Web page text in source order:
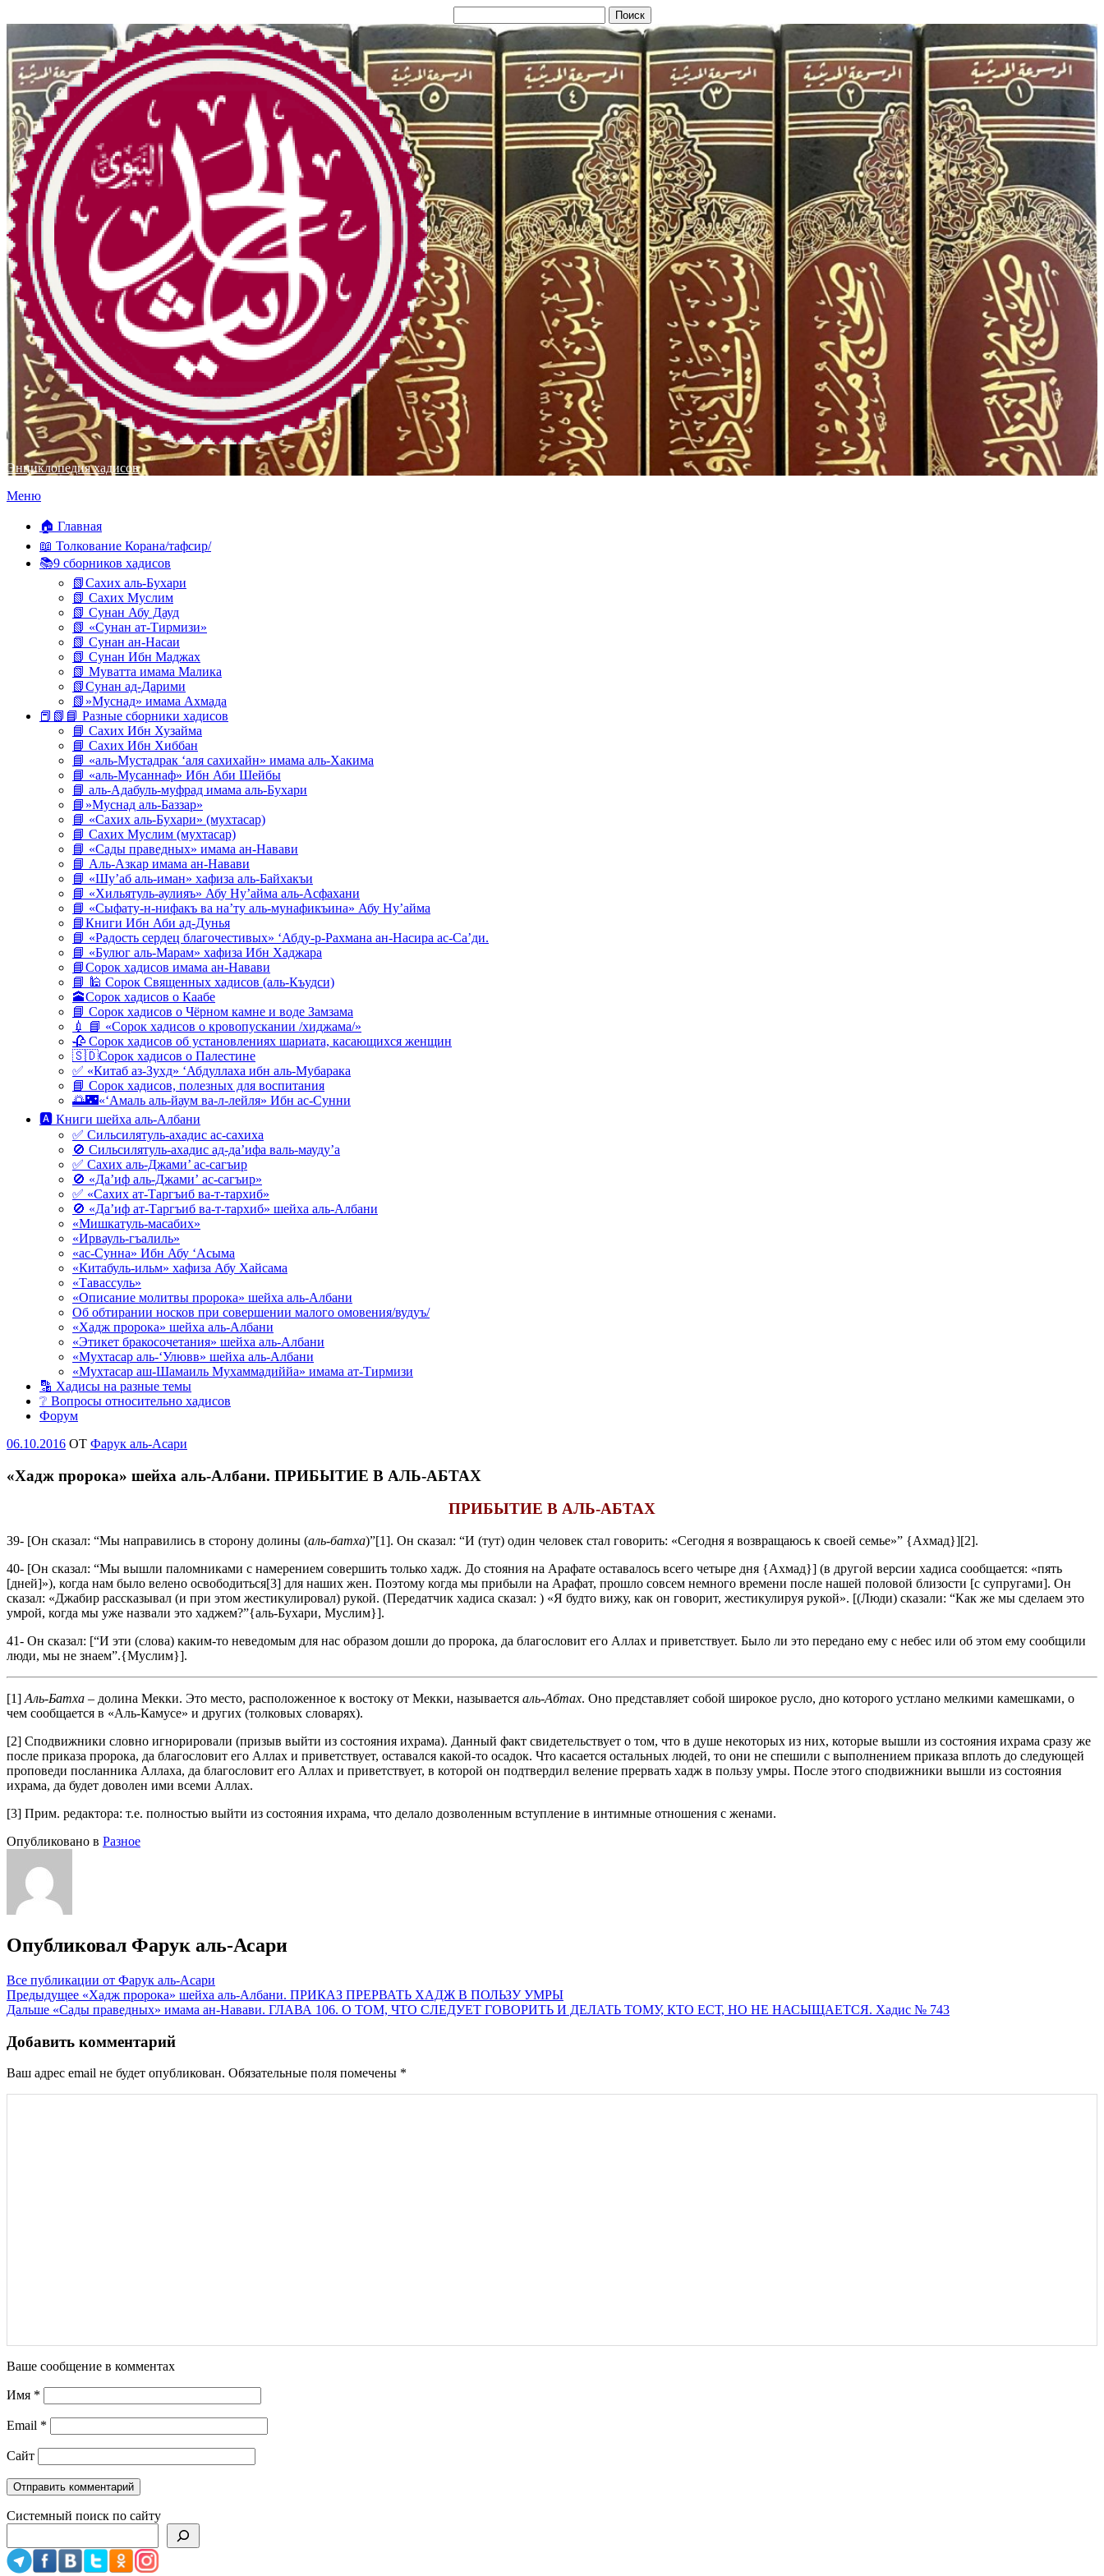
Энциклопедия хадисов
Перейти
содержимому
Меню
🏠 Главная
📖 Толкование Корана/тафсир/
📚9 сборников хадисов
📗Сахих аль-Бухари
📗 Сахих Муслим
📗 Сунан Абу Дауд
📗 «Сунан ат-Тирмизи»
📗 Сунан ан-Насаи
📗 Сунан Ибн Маджах
📗 Муватта имама Малика
📗Сунан ад-Дарими
📗»Муснад» имама Ахмада
📕📗📘 Разные сборники хадисов
📘 Сахих Ибн Хузайма
📘 Сахих Ибн Хиббан
📘 «аль-Мустадрак ‘аля сахихайн» имама аль-Хакима
📘 «аль-Мусаннаф» Ибн Аби Шейбы
📘 аль-Адабуль-муфрад имама аль-Бухари
📘»Муснад аль-Баззар»
📘 «Сахих аль-Бухари» (мухтасар)
📘 Сахих Муслим (мухтасар)
📘 «Сады праведных» имама ан-Навави
📘 Аль-Азкар имама ан-Навави
📘 «Шу’аб аль-иман» хафиза аль-Байхакъи
📘 «Хильятуль-аулияъ» Абу Ну’айма аль-Асфахани
📘 «Сыфату-н-нифакъ ва на’ту аль-мунафикъина» Абу Ну’айма
📘Книги Ибн Аби ад-Дунья
📘 «Радость сердец благочестивых» ‘Абду-р-Рахмана ан-Насира ас-Са’ди.
📘 «Булюг аль-Марам» хафиза Ибн Хаджара
📘Сорок хадисов имама ан-Навави
📘 🕌 Сорок Священных хадисов (аль-Къудси)
🕋Сорок хадисов о Каабе
📘 Сорок хадисов о Чёрном камне и воде Замзама
💉 📘 «Сорок хадисов о кровопускании /хиджама/»
🥀 Сорок хадисов об установлениях шариата, касающихся женщин
🇸🇩Сорок хадисов о Палестине
✅ «Китаб аз-Зухд» ‘Абдуллаха ибн аль-Мубарака
📘 Сорок хадисов, полезных для воспитания
🌅🌃«‘Амаль аль-йаум ва-л-лейля» Ибн ас-Сунни
🅰 Книги шейха аль-Албани
✅ Сильсилятуль-ахадис ас-сахиха
🚫 Сильсилятуль-ахадис ад-да’ифа валь-мауду’а
✅ Сахих аль-Джами’ ас-сагъир
🚫 «Да’иф аль-Джами’ ас-сагъир»
✅ «Сахих ат-Таргъиб ва-т-тархиб»
🚫 «Да’иф ат-Таргъиб ва-т-тархиб» шейха аль-Албани
«Мишкатуль-масабих»
«Ирвауль-гъалиль»
«ас-Сунна» Ибн Абу ‘Асыма
«Китабуль-ильм» хафиза Абу Хайсама
«Тавассуль»
«Описание молитвы пророка» шейха аль-Албани
Об обтирании носков при совершении малого омовения/вудуъ/
«Хадж пророка» шейха аль-Албани
«Этикет бракосочетания» шейха аль-Албани
«Мухтасар аль-‘Улювв» шейха аль-Албани
«Мухтасар аш-Шамаиль Мухаммадиййа» имама ат-Тирмизи
🔡 Хадисы на разные темы
❔ Вопросы относительно хадисов
Форум
Опубликовано
06.10.2016 OT Фарук аль-Асари
«Хадж пророка» шейха аль-Албани. ПРИБЫТИЕ В АЛЬ-АБТАХ
ПРИБЫТИЕ В АЛЬ-АБТАХ
39- [Он сказал: “Мы направились в сторону долины (аль-батха)”[1]. Он сказал: “И (тут) один человек стал говорить: «Сегодня я возвращаюсь к своей семье»” {Ахмад}][2].
40- [Он сказал: “Мы вышли паломниками с намерением совершить только хадж. До стояния на Арафате оставалось всего четыре дня {Ахмад}] (в другой версии хадиса сообщается: «пять
[дней]»), когда нам было велено освободиться[3] для наших жен. Поэтому когда мы прибыли на Арафат, прошло совсем немного времени после нашей половой близости [с супругами]. Он
сказал: «Джабир рассказывал (и при этом жестикулировал) рукой. (Передатчик хадиса сказал: ) «Я будто вижу, как он говорит, жестикулируя рукой». [(Люди) сказали: “Как же мы сделаем это
умрой, когда мы уже назвали это хаджем?”{аль-Бухари, Муслим}].
41- Он сказал: [“И эти (слова) каким-то неведомым для нас образом дошли до пророка, да благословит его Аллах и приветствует. Было ли это передано ему с небес или об этом ему сообщили
люди, мы не знаем”.{Муслим}].
[1] Аль-Батха – долина Мекки. Это место, расположенное к востоку от Мекки, называется аль-Абтах. Оно представляет собой широкое русло, дно которого устлано мелкими камешками, о
чем сообщается в «Аль-Камусе» и других (толковых словарях).
[2] Сподвижники словно игнорировали (призыв выйти из состояния ихрама). Данный факт свидетельствует о том, что в душе некоторых из них, которые вышли из состояния ихрама сразу же
после приказа пророка, да благословит его Аллах и приветствует, оставался какой-то осадок. Что касается остальных людей, то они не спешили с выполнением приказа вплоть до следующей
проповеди посланника Аллаха, да благословит его Аллах и приветствует, в которой он подтвердил веление прервать хадж в пользу умры. После этого сподвижники вышли из состояния
ихрама, да будет доволен ими всеми Аллах.
[3] Прим. редактора: т.е. полностью выйти из состояния ихрама, что делало дозволенным вступление в интимные отношения с женами.
Опубликовано в Разное
Опубликовал Фарук аль-Асари
Все публикации от Фарук аль-Асари
Навигация
по
записям
Предыдущее «Хадж пророка» шейха аль-Албани. ПРИКАЗ ПРЕРВАТЬ ХАДЖ В ПОЛЬЗУ УМРЫ
Дальше «Сады праведных» имама ан-Навави. ГЛАВА 106. О ТОМ, ЧТО СЛЕДУЕТ ГОВОРИТЬ И ДЕЛАТЬ ТОМУ, КТО ЕСТ, НО НЕ НАСЫЩАЕТСЯ. Хадис № 743
Добавить комментарий
Ваш адрес email не будет опубликован. Обязательные поля помечены *
Ваше сообщение в комментах
Имя *
Email *
Сайт
Системный поиск по сайту